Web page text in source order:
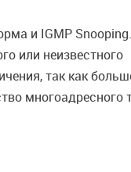
и IGMP
или неизвестного
так как
многоадресного